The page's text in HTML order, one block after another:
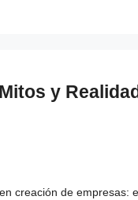
y
creación de empresas: